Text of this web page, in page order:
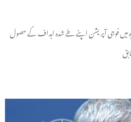
میں فوجی آپریشن اپنے طے شدہ اہداف کے حصول